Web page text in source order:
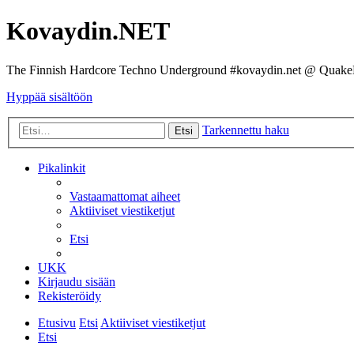
Kovaydin.NET
The Finnish Hardcore Techno Underground #kovaydin.net @
Hyppää sisältöön
Etsi Tarkennettu haku
Pikalinkit
Vastaamattomat aiheet
Aktiiviset viestiketjut
Etsi
UKK
Kirjaudu sisään
Rekisteröidy
Etusivu EtsiAktiiviset viestiketjut
Etsi